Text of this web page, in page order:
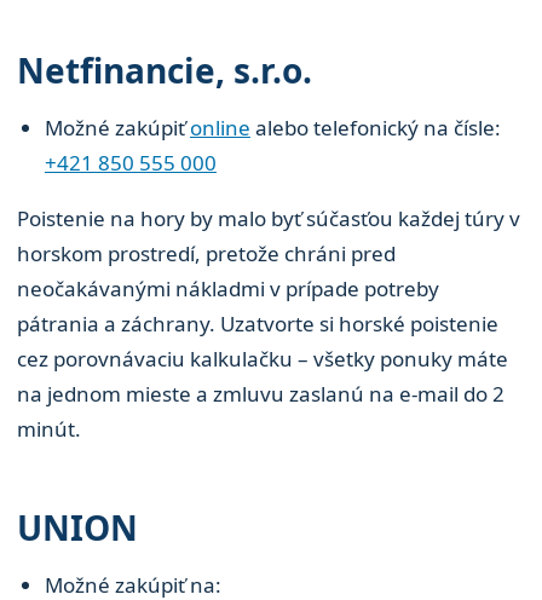
Netfinancie, s.r.o.
Možné zakúpiťonline alebo telefonický na čísle:
+421 850 555 000
Poistenie na hory by malo byť súčasťou každej túry v
horskom prostredí, pretože chráni pred
neočakávanými nákladmi v prípade potreby
pátrania a záchrany. Uzatvorte si horské poistenie
cez porovnávaciu kalkulačku – všetky ponuky máte
na jednom mieste a zmluvu zaslanú na e-mail do 2
minút.
UNION
Možné zakúpiť na: